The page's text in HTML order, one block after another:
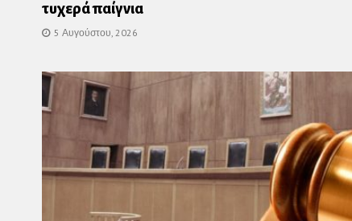
τυχερά παίγνια
5 Αυγούστου, 2026